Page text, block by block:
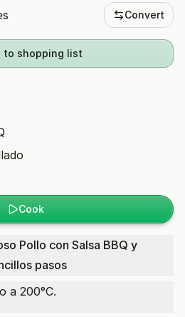
Convert
to shopping list
Cook
Pollo con Salsa BBQ y
pasos
a 200°C.